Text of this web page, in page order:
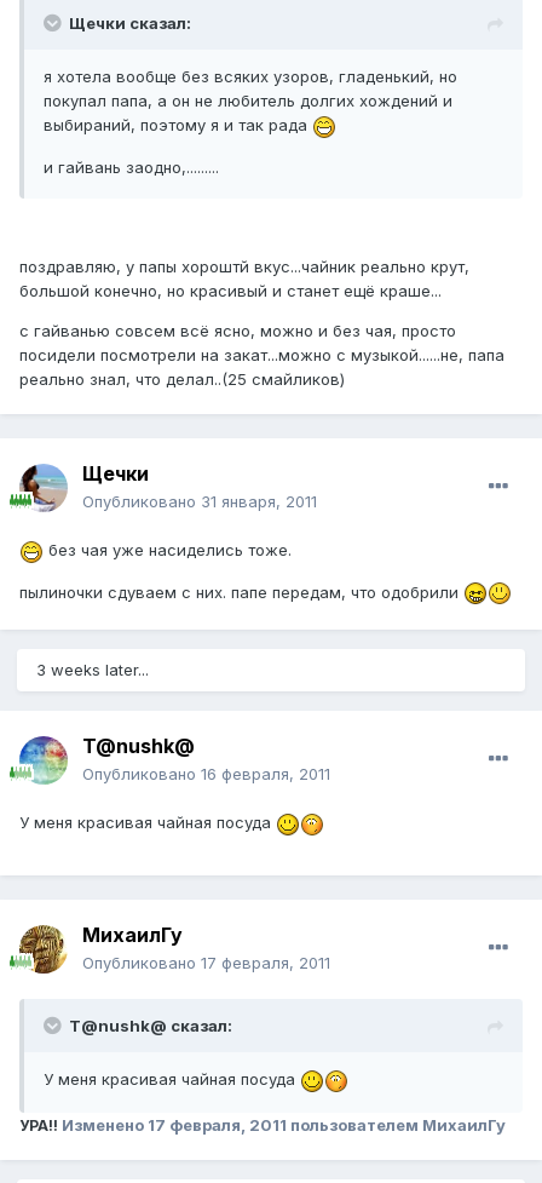
Щечки сказал:
я хотела вообще без всяких узоров, гладенький, но
покупал папа, а он не любитель долгих хождений и
выбираний, поэтому я и так рада
и гайвань заодно,.........
поздравляю, у папы хороштй вкус...чайник реально крут,
большой конечно, но красивый и станет ещё краше...
с гайванью совсем всё ясно, можно и без чая, просто
посидели посмотрели на закат...можно с музыкой......не, папа
реально знал, что делал..(25 смайликов)
Щечки
Опубликовано 31 января, 2011
без чая уже насиделись тоже.
пылиночки сдуваем с них. папе передам, что одобрили
3 weeks later...
T@nushk@
Опубликовано 16 февраля, 2011
У меня красивая чайная посуда
МихаилГу
Опубликовано 17 февраля, 2011
T@nushk@ сказал:
У меня красивая чайная посуда
УРА!! Изменено 17 февраля, 2011 пользователем МихаилГу